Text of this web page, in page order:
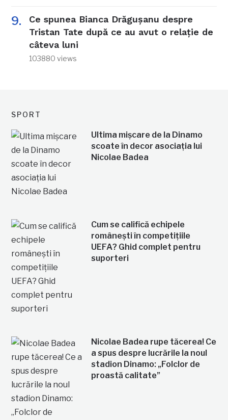
Ce spunea Bianca Drăgușanu despre
Tristan Tate după ce au avut o relație de
câteva luni
103880 views
SPORT
Ultima mișcare de la Dinamo
scoate în decor asociația lui
Nicolae Badea
Cum se califică echipele
românești în competițiile
UEFA? Ghid complet pentru
suporteri
Nicolae Badea rupe tăcerea! Ce
a spus despre lucrările la noul
stadion Dinamo: „Folclor de
proastă calitate”